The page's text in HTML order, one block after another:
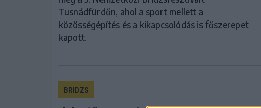
Tusnádfürdőn, ahol a sport mellett a
közösségépítés és a kikapcsolódás is főszerepet
kapott.
BRIDZS